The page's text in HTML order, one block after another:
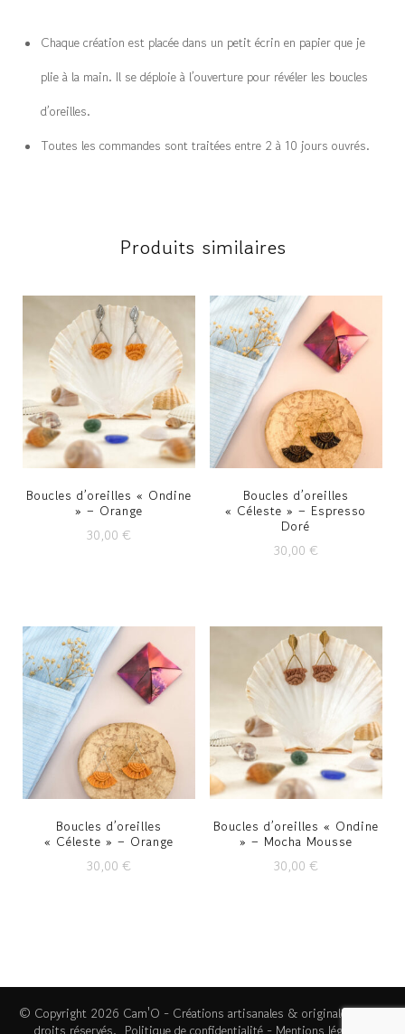
Chaque création est placée dans un petit écrin en papier que je
plie à la main. Il se déploie à l’ouverture pour révéler les boucles
d’oreilles.
Toutes les commandes sont traitées entre 2 à 10 jours ouvrés.
Produits similaires
Boucles d’oreilles « Ondine
» – Orange
30,00€
Boucles d’oreilles
« Céleste » – Espresso
Doré
30,00 €
Boucles d’oreilles
« Céleste » – Orange
30,00€
Boucles d’oreilles « Ondine
» – Mocha Mousse
30,00 €
© Copyright 2026 Cam'O - Créations artisanales & originales. Tous
droits réservés. Politique de confidentialité- Mentions légales